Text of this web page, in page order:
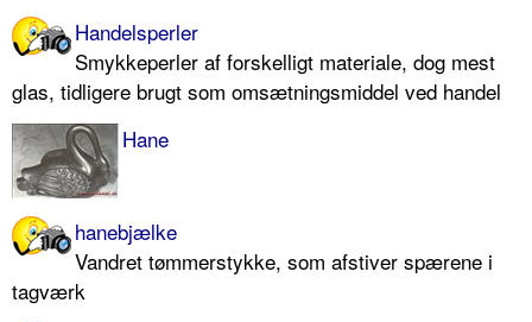
Handelsperler
Smykkeperler af forskelligt materiale, dog mest
glas, tidligere brugt som omsætningsmiddel ved handel
Hane
hanebjælke
Vandret tømmerstykke, som afstiver spærene i
tagværk